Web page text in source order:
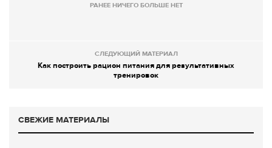
РАНЕЕ НИЧЕГО БОЛЬШЕ НЕТ
СЛЕДУЮЩИЙ МАТЕРИАЛ
Как построить рацион питания для результативных
тренировок
СВЕЖИЕ МАТЕРИАЛЫ